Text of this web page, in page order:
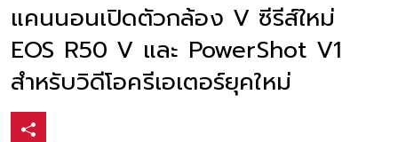
แคนนอนเปิดตัวกล้อง V ซีรีส์ใหม่
EOS R50 V และ PowerShot V1
สำหรับวิดีโอครีเอเตอร์ยุคใหม่